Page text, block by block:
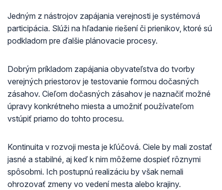
Jedným z nástrojov zapájania verejnosti je systémová
participácia. Slúži na hľadanie riešení či prienikov, ktoré sú
podkladom pre ďalšie plánovacie procesy.
Dobrým príkladom zapájania obyvateľstva do tvorby
verejných priestorov je testovanie formou dočasných
zásahov. Cieľom dočasných zásahov je naznačiť možné
úpravy konkrétneho miesta a umožniť používateľom
vstúpiť priamo do tohto procesu.
Kontinuita v rozvoji mesta je kľúčová. Ciele by mali zostať
jasné a stabilné, aj keď k nim môžeme dospieť rôznymi
spôsobmi. Ich postupnú realizáciu by však nemali
ohrozovať zmeny vo vedení mesta alebo krajiny.